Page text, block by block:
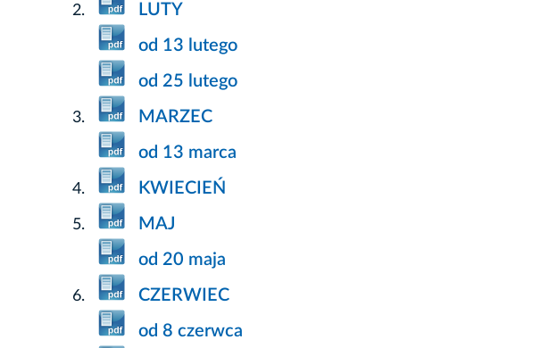
LUTY
od 13 lutego
od 25 lutego
MARZEC
od 13 marca
KWIECIEŃ
MAJ
od 20 maja
CZERWIEC
od 8 czerwca